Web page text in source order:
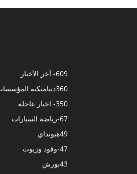
- آخر الأخبار609
ديناميكية360
- اخبار عاجلة350
-رياضة السيارات67
هيونداي49
-وقود وزيوت47
بورش43